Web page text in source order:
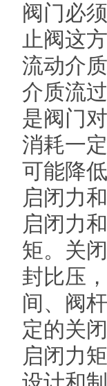
阀门必
止阀这
流动介质
介质流
是阀门
消耗一
可能降
启闭力
启闭力
矩。关
封比压
间、阀
定的关
启闭力